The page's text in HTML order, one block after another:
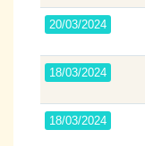
20/03/2024
18/03/2024
18/03/2024